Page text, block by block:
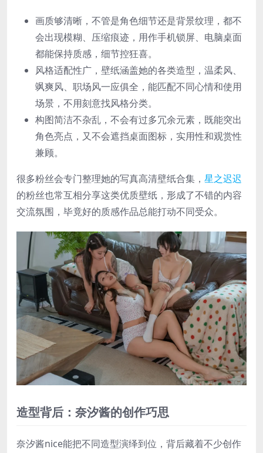
画质够清晰，不管是角色细节还是背景纹理，都不
会出现模糊、压缩痕迹，用作手机锁屏、电脑桌面
都能保持质感，细节控狂喜。
风格适配性广，壁纸涵盖她的各类造型，温柔风、
飒爽风、职场风一应俱全，能匹配不同心情和使用
场景，不用刻意找风格分类。
构图简洁不杂乱，不会有过多冗余元素，既能突出
角色亮点，又不会遮挡桌面图标，实用性和观赏性
兼顾。
很多粉丝会专门整理她的写真高清壁纸合集， 星之迟迟
的粉丝也常互相分享这类优质壁纸，形成了不错的内容
交流氛围，毕竟好的质感作品总能打动不同受众。
造型背后：奈汐酱的创作巧思
奈汐酱nice能把不同造型演绎到位，背后藏着不少创作